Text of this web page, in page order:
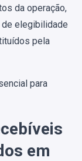
da operação,
elegibilidade
pela
para
em